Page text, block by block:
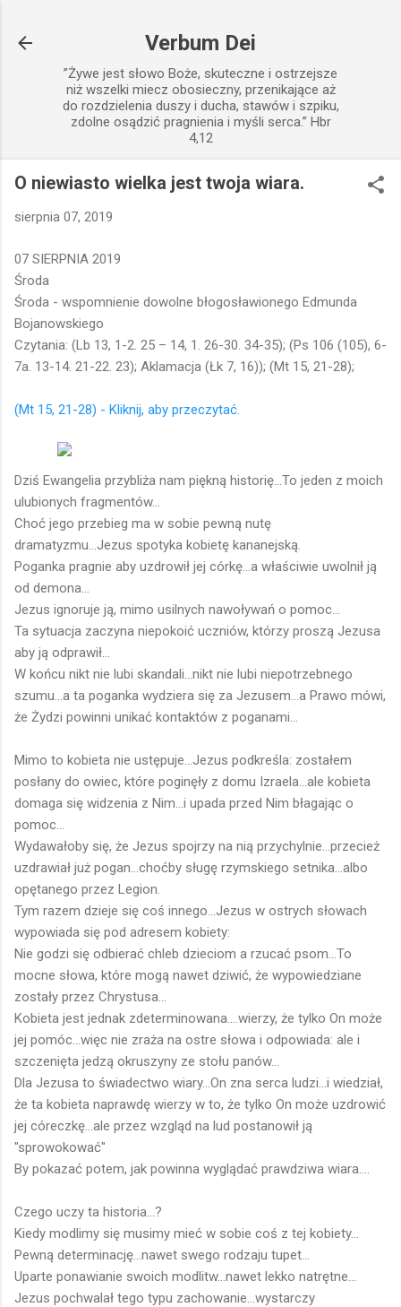
Verbum Dei
”Żywe jest słowo Boże, skuteczne i ostrzejsze
niż wszelki miecz obosieczny, przenikające aż
do rozdzielenia duszy i ducha, stawów i szpiku,
zdolne osądzić pragnienia i myśli serca.” Hbr
4,12
O niewiasto wielka jest twoja wiara.
sierpnia 07, 2019
07 SIERPNIA 2019
Środa
Środa - wspomnienie dowolne błogosławionego Edmunda
Bojanowskiego
Czytania: (Lb 13, 1-2. 25 – 14, 1. 26-30. 34-35); (Ps 106 (105), 6-
7a. 13-14. 21-22. 23); Aklamacja (Łk 7, 16)); (Mt 15, 21-28);
(Mt 15, 21-28) - Kliknij, aby przeczytać.
Dziś Ewangelia przybliża nam piękną historię...To jeden z moich
ulubionych fragmentów...
Choć jego przebieg ma w sobie pewną nutę
dramatyzmu...Jezus spotyka kobietę kananejską.
Poganka pragnie aby uzdrowił jej córkę...a właściwie uwolnił ją
od demona...
Jezus ignoruje ją, mimo usilnych nawoływań o pomoc...
Ta sytuacja zaczyna niepokoić uczniów, którzy proszą Jezusa
aby ją odprawił...
W końcu nikt nie lubi skandali...nikt nie lubi niepotrzebnego
szumu...a ta poganka wydziera się za Jezusem...a Prawo mówi,
że Żydzi powinni unikać kontaktów z poganami...
Mimo to kobieta nie ustępuje...Jezus podkreśla: zostałem
posłany do owiec, które poginęły z domu Izraela...ale kobieta
domaga się widzenia z Nim...i upada przed Nim błagając o
pomoc...
Wydawałoby się, że Jezus spojrzy na nią przychylnie...przecież
uzdrawiał już pogan...choćby sługę rzymskiego setnika...albo
opętanego przez Legion.
Tym razem dzieje się coś innego...Jezus w ostrych słowach
wypowiada się pod adresem kobiety:
Nie godzi się odbierać chleb dzieciom a rzucać psom...To
mocne słowa, które mogą nawet dziwić, że wypowiedziane
zostały przez Chrystusa...
Kobieta jest jednak zdeterminowana....wierzy, że tylko On może
jej pomóc...więc nie zraża na ostre słowa i odpowiada: ale i
szczenięta jedzą okruszyny ze stołu panów...
Dla Jezusa to świadectwo wiary...On zna serca ludzi...i wiedział,
że ta kobieta naprawdę wierzy w to, że tylko On może uzdrowić
jej córeczkę...ale przez wzgląd na lud postanowił ją
"sprowokować"
By pokazać potem, jak powinna wyglądać prawdziwa wiara....
Czego uczy ta historia...?
Kiedy modlimy się musimy mieć w sobie coś z tej kobiety...
Pewną determinację...nawet swego rodzaju tupet...
Uparte ponawianie swoich modlitw...nawet lekko natrętne...
Jezus pochwalał tego typu zachowanie...wystarczy